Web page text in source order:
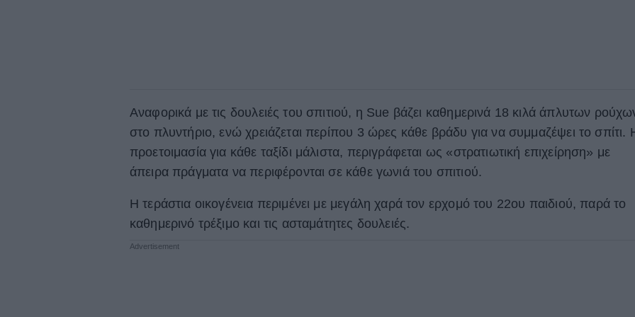
Αναφορικά με τις δουλειές του σπιτιού, η Sue βάζει καθημερινά 18 κιλά άπλυτων
στο πλυντήριο, ενώ χρειάζεται περίπου 3 ώρες κάθε βράδυ για να συμμαζέψει το σπίτι.
προετοιμασία για κάθε ταξίδι μάλιστα, περιγράφεται ως «στρατιωτική επιχείρηση» με
άπειρα πράγματα να περιφέρονται σε κάθε γωνιά του σπιτιού.
Η τεράστια οικογένεια περιμένει με μεγάλη χαρά τον ερχομό του 22ου παιδιού, παρά το
καθημερινό τρέξιμο και τις ασταμάτητες δουλειές.